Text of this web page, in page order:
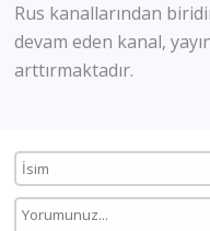
Rus kanallarından
devam eden kanal,
arttırmaktadır.